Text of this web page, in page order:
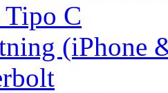
C
(iPhone